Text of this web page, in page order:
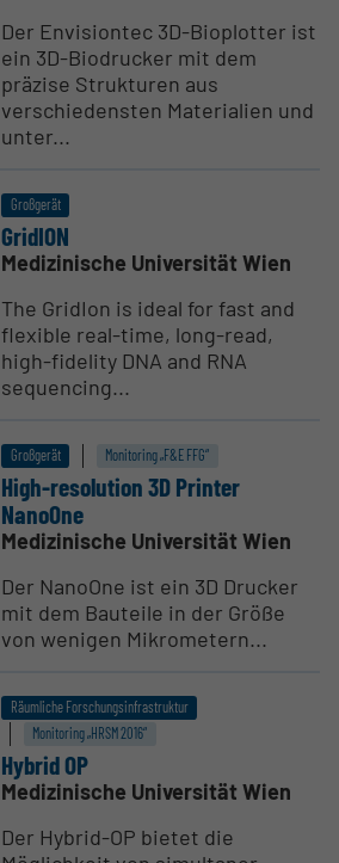
Der Envisiontec 3D-Bioplotter ist
ein 3D-Biodrucker mit dem
präzise Strukturen aus
verschiedensten Materialien und
unter...
Großgerät
GridION
Medizinische Universität Wien
The GridIon is ideal for fast and
flexible real-time, long-read,
high-fidelity DNA and RNA
sequencing...
Großgerät Monitoring „F&E FFG“
High-resolution 3D Printer
NanoOne
Medizinische Universität Wien
Der NanoOne ist ein 3D Drucker
mit dem Bauteile in der Größe
von wenigen Mikrometern...
Räumliche Forschungsinfrastruktur
Monitoring „HRSM 2016“
Hybrid OP
Medizinische Universität Wien
Der Hybrid-OP bietet die